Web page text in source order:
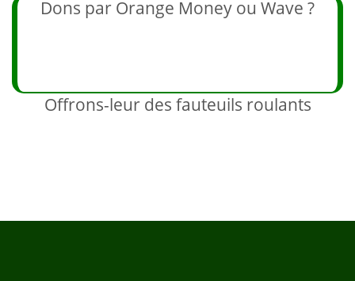
Dons par Orange Money ou Wave ?
Offrons-leur des fauteuils roulants